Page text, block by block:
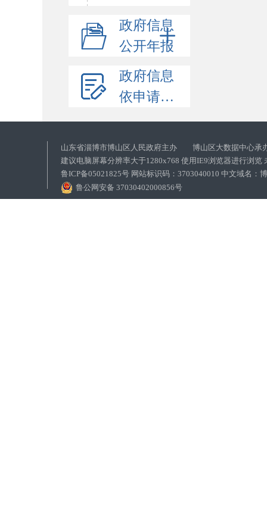
政府信息
公开年报
政府信息
依申请公开
山东省淄博市博山区人民政府主办 博山区大数据中心承
建议电脑屏幕分辨率大于1280x768 使用IE9浏览器进行浏览
鲁ICP备05021825号 网站标识码：3703040010 中文域名：
鲁公网安备 37030402000856号